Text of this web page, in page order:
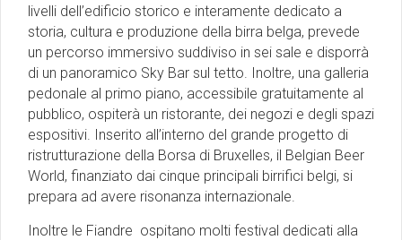
livelli dell’edificio storico e interamente dedicato a
storia, cultura e produzione della birra belga, prevede
un percorso immersivo suddiviso in sei sale e disporrà
di un panoramico Sky Bar sul tetto. Inoltre, una galleria
pedonale al primo piano, accessibile gratuitamente al
pubblico, ospiterà un ristorante, dei negozi e degli spazi
espositivi. Inserito all’interno del grande progetto di
ristrutturazione della Borsa di Bruxelles, il Belgian Beer
World, finanziato dai cinque principali birrifici belgi, si
prepara ad avere risonanza internazionale.
Inoltre le Fiandre ospitano molti festival dedicati alla